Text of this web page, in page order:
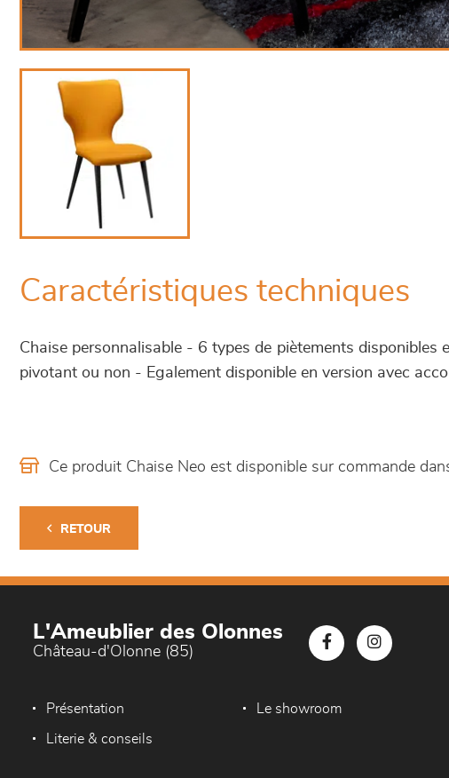
Caractéristiques techniques
Chaise personnalisable - 6 types de piètements disponibles
pivotant ou non - Egalement disponible en version avec
Ce produit Chaise Neo est disponible sur commande
RETOUR
L'Ameublier des Olonnes
Château-d'Olonne (85)
Présentation Le showroom
Literie & conseils